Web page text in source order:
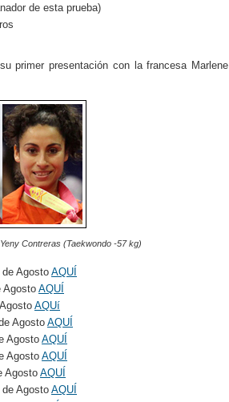
de esta prueba)
primer presentación con la francesa Marlene
Contreras (Taekwondo -57 kg)
Agosto AQUÍ
AgostoAQUÍ
AQUí
AgostoAQUÍ
Agosto AQUÍ
AgostoAQUÍ
AgostoAQUÍ
Agosto AQUÍ